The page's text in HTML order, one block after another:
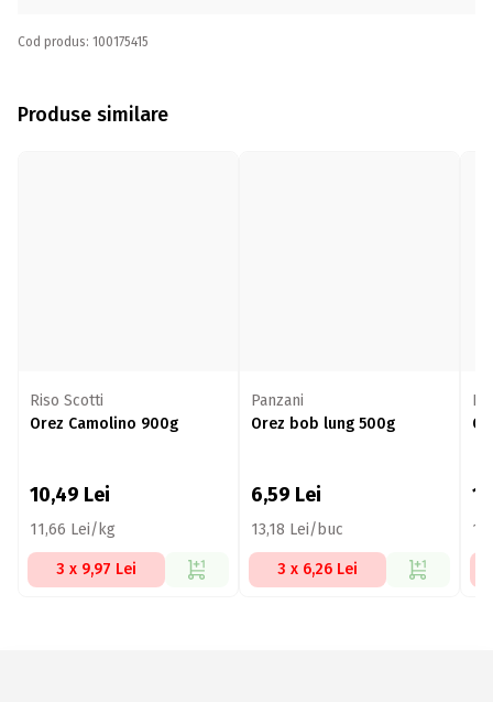
Cod produs: 100175415
Produse similare
Riso Scotti
Orez Camolino 900g
10,49 Lei
11,66 Lei/kg
3 x 9,97 Lei
Panzani
Orez bob lung 500g
6,59 Lei
13,18 Lei/buc
3 x 6,26 Lei